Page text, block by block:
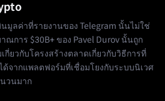
นมูลค่าที่รายงานของ Telegram นั้นไม่ใช่
ณการ $30B+ ของ Pavel Durov นั้นถูก
กี่ยวกับโครงสร้างตลาดเกี่ยวกับวิธีการที่
จากแพลตฟอร์มที่เชื่อมโยงกับระบบนิเวศ
วนมาก